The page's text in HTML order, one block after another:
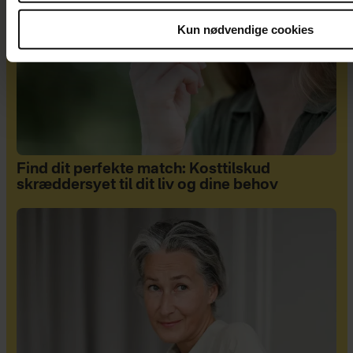
Kun nødvendige cookies
Find dit perfekte match: Kosttilskud
skræddersyet til dit liv og dine behov